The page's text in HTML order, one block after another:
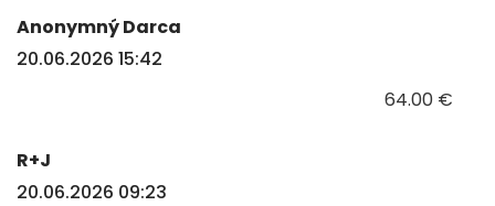
Anonymný Darca
20.06.2026 15:42
64.00 €
R+J
20.06.2026 09:23